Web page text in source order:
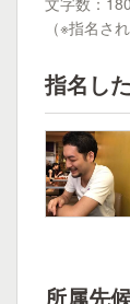
（※指名さ
指名し
所属先